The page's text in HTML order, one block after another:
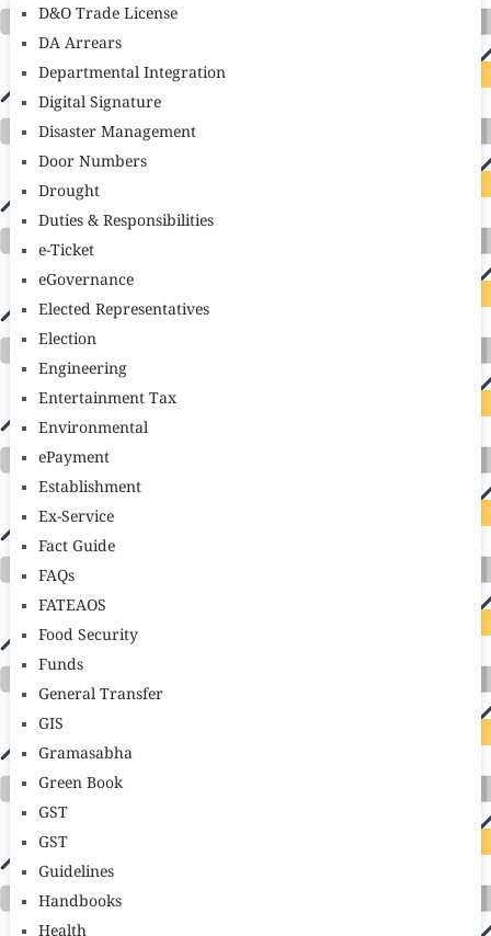
D&O Trade License
DA Arrears
Departmental Integration
Digital Signature
Disaster Management
Door Numbers
Drought
Duties & Responsibilities
e-Ticket
eGovernance
Elected Representatives
Election
Engineering
Entertainment Tax
Environmental
ePayment
Establishment
Ex-Service
Fact Guide
FAQs
FATEAOS
Food Security
Funds
General Transfer
GIS
Gramasabha
Green Book
GST
GST
Guidelines
Handbooks
Health